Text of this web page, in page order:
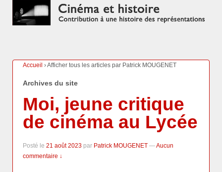
Accueil ›Afficher tous les articles par Patrick MOUGENET
Archives du site
Moi, jeune critique
de cinéma au Lycée
Posté le 21 août 2023 par Patrick MOUGENET —Aucun
commentaire ↓